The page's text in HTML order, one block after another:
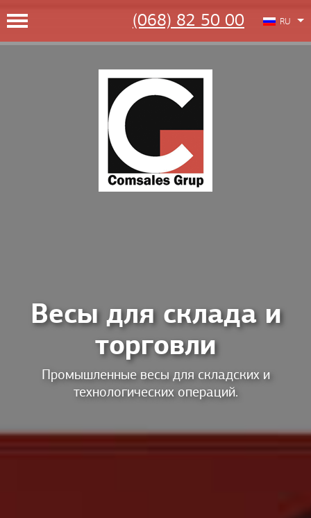
(068) 82 50 00 RU
Весы для склада и
торговли
Промышленные весы для складских и
технологических операций.